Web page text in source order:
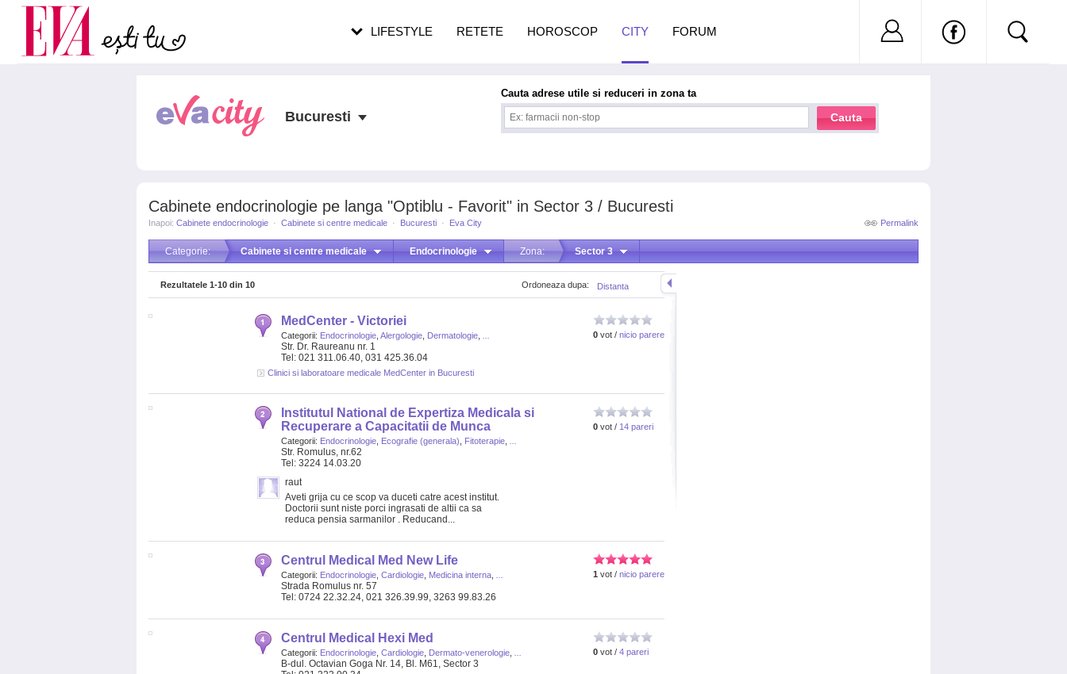
Cabinete endocrinologie pe langa "Optiblu - Favorit" in Sector 3 / Bucuresti
Permalink
Inapoi: Cabinete endocrinologie · Cabinete si centre medicale · Bucuresti · Eva City
Categorie: Cabinete si centre medicale Endocrinologie Zona: Sector 3
Distanta
Ordoneaza dupa:
Rezultatele 1-10 din 10
0 vot / nicio parere
MedCenter - Victoriei
Categorii: Endocrinologie Alergologie Dermatologie
Str. Dr. Raureanu nr. 1
Tel: 021 311.06.40, 031 425.36.04
Clinici si laboratoare medicale MedCenter in Bucuresti
0 vot / 14 pareri
Institutul National de Expertiza Medicala si
Recuperare a Capacitatii de Munca
Categorii: Endocrinologie Ecografie (generala) Fitoterapie
Str. Romulus, nr.62
Tel: 3224 14.03.20
raut
Aveti grija cu ce scop va duceti catre acest institut.
Doctorii sunt niste porci ingrasati de altii ca sa
reduca pensia sarmanilor . Reducand...
1 vot / nicio parere
Centrul Medical Med New Life
Categorii: Endocrinologie Cardiologie Medicina interna
Strada Romulus nr. 57
Tel: 0724 22.32.24, 021 326.39.99, 3263 99.83.26
0 vot / 4 pareri
Centrul Medical Hexi Med
Categorii: Endocrinologie Cardiologie Dermato-venerologie
B-dul. Octavian Goga Nr. 14, Bl. M61, Sector 3
Bucuresti
Cauta adrese utile si reduceri in zona ta
Cauta
LIFESTYLE RETETE HOROSCOP CITY FORUM Nu ai cont?
Carieră
Actualitate